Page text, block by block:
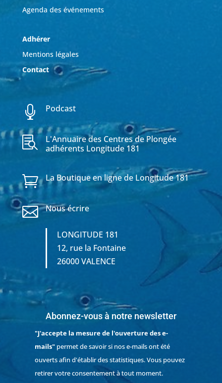
Agenda des événements
Adhérer
Mentions légales
Contact
 Podcast

L'Annuaire des Centres de Plongée
adhérents Longitude 181
 La Boutique en ligne de Longitude 181
 Nous écrire
LONGITUDE 181
12, rue la Fontaine
26000 VALENCE
Abonnez-vous à notre newsletter
"J'accepte la mesure de l'ouverture des e-
mails"permet de savoir si nos e-mails ont été
ouverts afin d'établir des statistiques. Vous pouvez
retirer votre consentement à tout moment.